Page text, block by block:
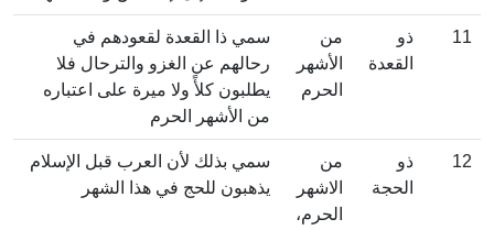
11
ذو
القعدة
من
الأشهر
الحرم
سمي ذا القعدة لقعودهم في
رحالهم عن الغزو والترحال فلا
يطلبون كلأً ولا ميرة على اعتباره
من الأشهر الحرم
12
ذو
الحجة
من
الاشهر
الحرم،
سمي بذلك لأن العرب قبل الإسلام
يذهبون للحج في هذا الشهر